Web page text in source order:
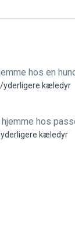
hos en
/yderligere kæledyr
hos
kæledyr